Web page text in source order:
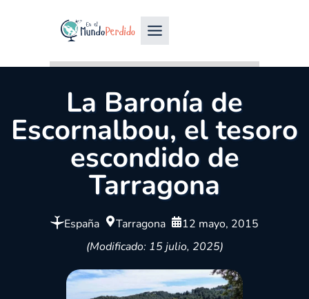
La Baronía de
Escornalbou, el tesoro
escondido de
Tarragona
España Tarragona
12 mayo, 2015
(Modificado: 15 julio, 2025)